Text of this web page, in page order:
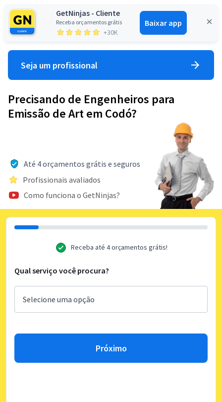
GetNinjas - Cliente
Receba orçamentos grátis
+30K
Baixar app
Entrar
Seja um profissional
Precisando de Engenheiros para
Emissão de Art em Codó?
Até 4 orçamentos grátis e seguros
Profissionais avaliados
Como funciona o GetNinjas?
Receba até 4 orçamentos grátis!
Qual serviço você procura?
Próximo